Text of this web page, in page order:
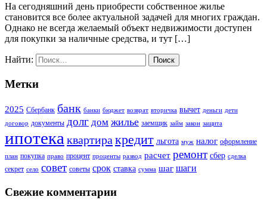
На сегодняшний день приобрести собственное жилье
становится все более актуальной задачей для многих граждан.
Однако не всегда желаемый объект недвижимости доступен
для покупки за наличные средства, и тут […]
Найти:
Метки
2025 Сбербанк банк банки бюджет возврат вторичка вычет деньги дети
договор документы долг дом жилье заемщик займ закон защита
ипотека квартира кредит льгота муж налог оформление
план покупка право процент проценты развод расчет ремонт сбер сделка
секрет село совет советы срок ставка сумма шаг шаги
Свежие комментарии